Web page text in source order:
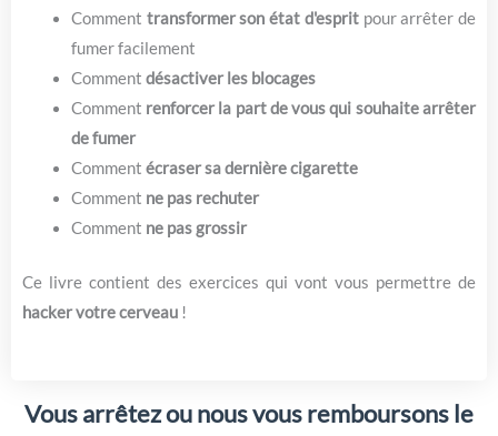
Comment transformer son état d'espritpour arrêter de
fumer facilement
Comment désactiver les blocages
Comment renforcer la part de vous qui souhaite arrêter
de fumer
Comment écraser sa dernière cigarette
Comment ne pas rechuter
Comment ne pas grossir
Ce livre contient des exercices qui vont vous permettre de
hacker votre cerveau !
Vous arrêtez ou nous vous remboursons le